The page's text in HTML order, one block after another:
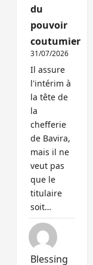
du
pouvoir
coutumier
31/07/2026
Il assure
l'intérim à
la tête de
la
chefferie
de Bavira,
mais il ne
veut pas
que le
titulaire
soit…
Blessing